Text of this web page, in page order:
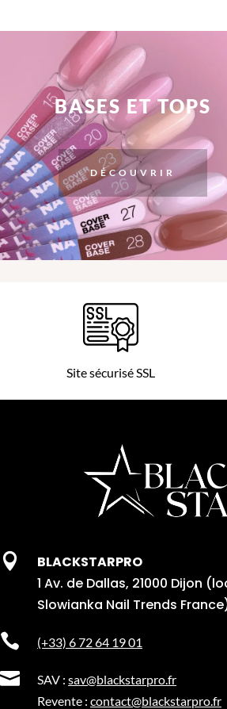
BASES ET TOPS
DÉCOUVRIR
Site sécurisé SSL

BLACKSTARPRO
1 Av. de Dallas, 21000 Dijon
Slowianka Nail Trends
 (+33) 6 72 64 19 01
 SAV :sav@blackstarpro.fr
Revente :contact@blackstarpro.fr